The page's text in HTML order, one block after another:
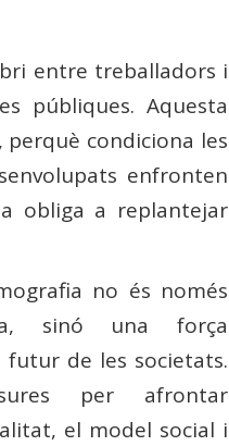
entre treballadors i
públiques. Aquesta
condiciona les
enfronten
obliga a replantejar
no és només
sinó una força
de les societats.
per afrontar
el model social i